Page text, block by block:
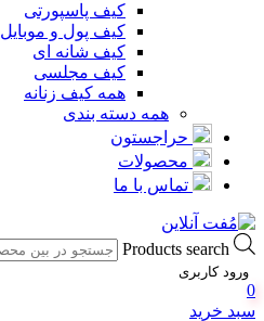
کیف پاسپورتی
کیف پول و موبایل
کیف شانه ای
کیف مجلسی
همه کیف زنانه
همه دسته بندی
حراجستون
محصولات
تماس با ما
Products search
ورود کاربری
0
سبد خرید